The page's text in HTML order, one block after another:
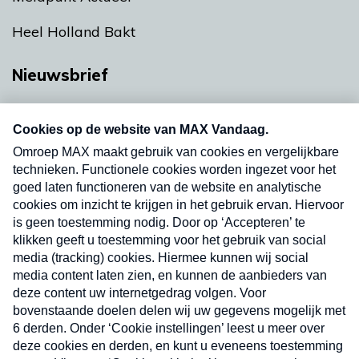
Heel Holland Bakt
Nieuwsbrief
nieuwsbrief. Elke vrijdag- en dinsdagochtend in
uw mailbox.
Verzend
Nieuwsbrief